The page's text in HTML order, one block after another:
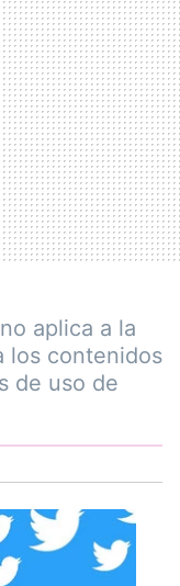
aplica a la
los contenidos
de uso de